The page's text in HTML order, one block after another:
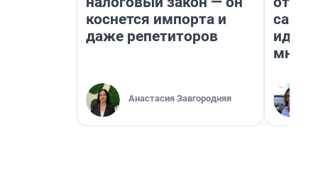
коснется импорта и
даже репетиторов
Анастасия Завгородняя